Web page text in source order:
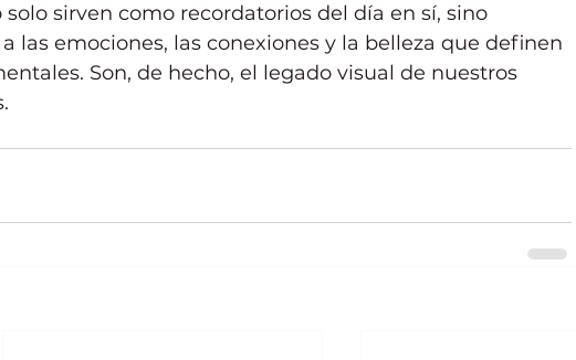
sirven como recordatorios del día en sí, sino
las emociones, las conexiones y la belleza que definen
Son, de hecho, el legado visual de nuestros